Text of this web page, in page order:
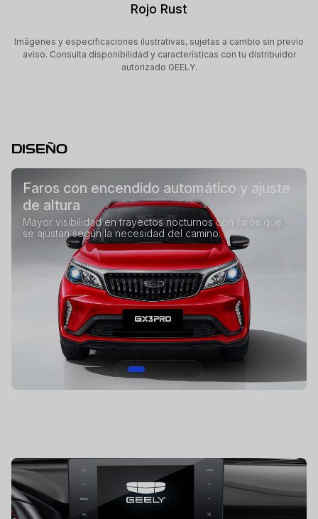
Rojo Rust
Imágenes y especificaciones ilustrativas, sujetas a cambio sin previo
aviso. Consulta disponibilidad y características con tu distribuidor
autorizado GEELY.
DISEÑO
Faros con encendido automático y ajuste
de altura
Mayor visibilidad en trayectos nocturnos con faros que
se ajustan según la necesidad del camino.